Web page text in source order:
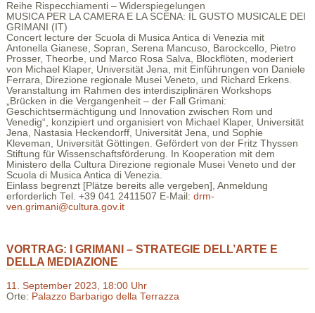
Reihe Rispecchiamenti – Widerspiegelungen
MUSICA PER LA CAMERA E LA SCENA: IL GUSTO MUSICALE DEI
GRIMANI (IT)
Concert lecture der Scuola di Musica Antica di Venezia mit
Antonella Gianese, Sopran, Serena Mancuso, Barockcello, Pietro
Prosser, Theorbe, und Marco Rosa Salva, Blockflöten, moderiert
von Michael Klaper, Universität Jena, mit Einführungen von Daniele
Ferrara, Direzione regionale Musei Veneto, und Richard Erkens.
Veranstaltung im Rahmen des interdisziplinären Workshops
„Brücken in die Vergangenheit – der Fall Grimani:
Geschichtsermächtigung und Innovation zwischen Rom und
Venedig“, konzipiert und organisiert von Michael Klaper, Universität
Jena, Nastasia Heckendorff, Universität Jena, und Sophie
Kleveman, Universität Göttingen. Gefördert von der Fritz Thyssen
Stiftung für Wissenschaftsförderung. In Kooperation mit dem
Ministero della Cultura Direzione regionale Musei Veneto und der
Scuola di Musica Antica di Venezia.
Einlass begrenzt [Plätze bereits alle vergeben], Anmeldung
erforderlich Tel. +39 041 2411507 E-Mail: drm-
ven.grimani@cultura.gov.it
VORTRAG: I GRIMANI – STRATEGIE DELL’ARTE E
DELLA MEDIAZIONE
11. September 2023, 18:00 Uhr
Orte: Palazzo Barbarigo della Terrazza